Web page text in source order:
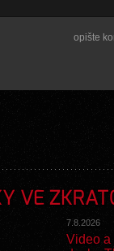
opište
VE
7.8.2026
Video a